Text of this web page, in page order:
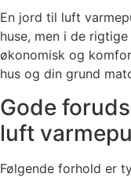
En jord til luft
huse, men i de
økonomisk og
hus og din grund
Gode
luft
Følgende forhold er